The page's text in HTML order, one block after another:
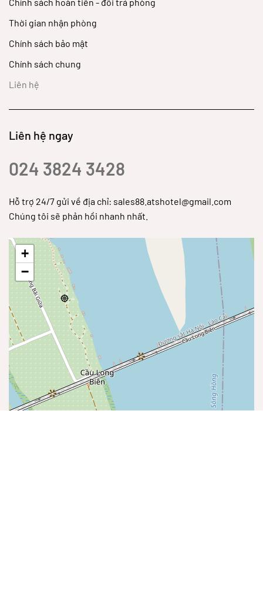
Thời gian nhận phòng
Chính sách bảo mật
Chính sách chung
Liên hệ
Liên hệ ngay
024 3824 3428
Hỗ trợ 24/7 gửi về địa chỉ: sales88.atshotel@gmail.com
Chúng tôi sẽ phản hồi nhanh nhất.
+
−